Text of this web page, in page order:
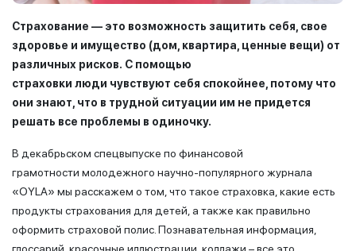
Страхование — это возможность защитить себя, свое
здоровье и имущество (дом, квартира, ценные вещи) от
различных рисков. С помощью
страховки люди чувствуют себя спокойнее, потому что
они знают, что в трудной ситуации им не придется
решать все проблемы в одиночку.
В декабрьском спецвыпуске по финансовой
грамотности молодежного научно-популярного журнала
«OYLA» мы расскажем о том, что такое страховка, какие есть
продукты страхования для детей, а также как правильно
оформить страховой полис. Познавательная информация,